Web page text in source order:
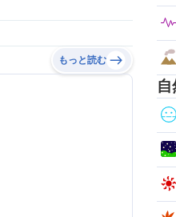
もっと読む